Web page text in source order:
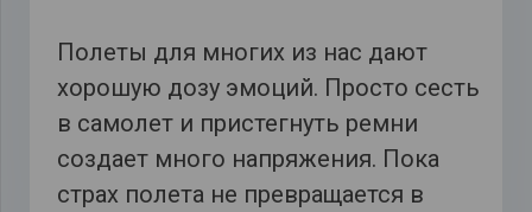
Полеты для многих из нас дают
хорошую дозу эмоций. Просто сесть
в самолет и пристегнуть ремни
создает много напряжения. Пока
страх полета не превращается в